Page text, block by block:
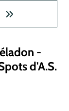
-
d'A.S.